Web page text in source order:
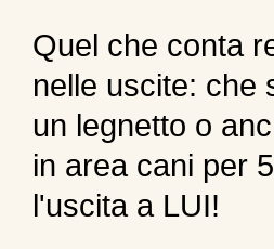
Quel che conta
nelle uscite: che
un legnetto o
in area cani per
l'uscita a LUI!